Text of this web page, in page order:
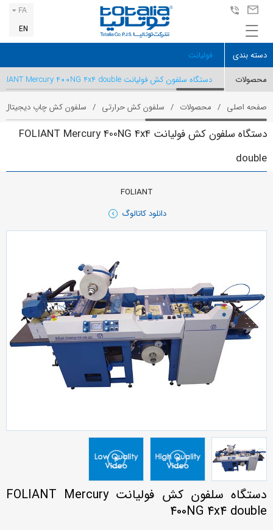
FA
EN
دسته بندی
فولیانت
محصولات
دستگاه سلفون کش فولیانت FOLIANT Mercury 400NG 4x4 double
صفحه اصلی محصولات سلفون کش حرارتی سلفون کش چاپ دیجیتال
دستگاه سلفون کش فولیانت FOLIANT Mercury 400NG 4x4
double
FOLIANT
دانلود کاتالوگ
دستگاه سلفون کش فولیانت FOLIANT Mercury
400NG 4x4 double